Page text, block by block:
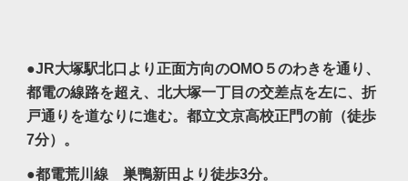
●JR大塚駅北口より正面方向のOMO５のわきを通り、
都電の線路を超え、北大塚一丁目の交差点を左に、折
戸通りを道なりに進む。都立文京高校正門の前（徒歩
7分）。
●都電荒川線 巣鴨新田より徒歩3分。